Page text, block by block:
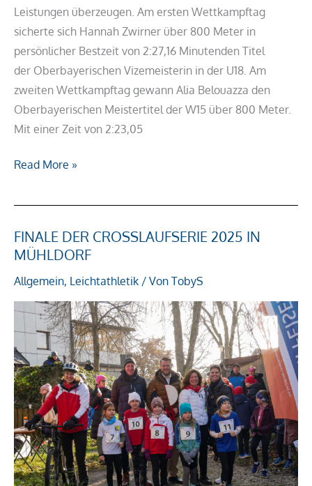
Leistungen überzeugen. Am ersten Wettkampftag
sicherte sich Hannah Zwirner über 800 Meter in
persönlicher Bestzeit von 2:27,16 Minutenden Titel
der Oberbayerischen Vizemeisterin in der U18. Am
zweiten Wettkampftag gewann Alia Belouazza den
Oberbayerischen Meistertitel der W15 über 800 Meter.
Mit einer Zeit von 2:23,05
Read More »
FINALE DER CROSSLAUFSERIE 2025 IN
MÜHLDORF
Allgemein, Leichtathletik / Von TobyS
Finale
der
Crosslaufserie
in
Mühldorf